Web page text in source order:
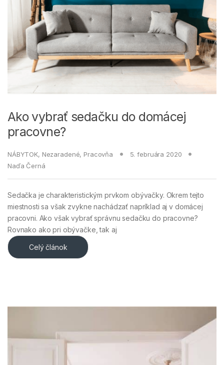
Ako vybrať sedačku do domácej
pracovne?
NÁBYTOK, Nezaradené, Pracovňa
5. februára 2020
Naďa Černá
Sedačka je charakteristickým prvkom obývačky. Okrem tejto
miestnosti sa však zvykne nachádzať napríklad aj v domácej
pracovni. Ako však vybrať správnu sedačku do pracovne?
Rovnako ako pri obývačke, tak aj
Celý článok